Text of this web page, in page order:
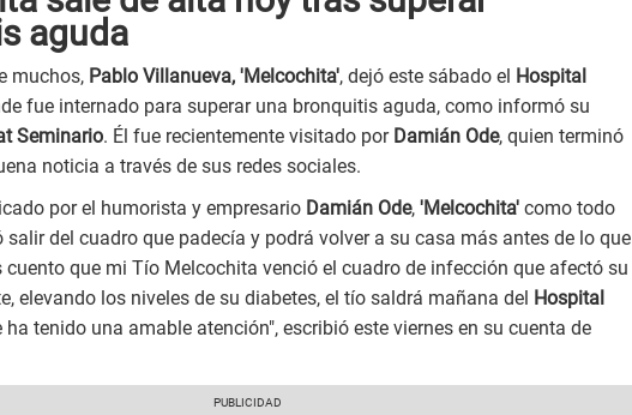
aguda
muchos, Pablo Villanueva, 'Melcochita', dejó este sábado el Hospital
fue internado para superar una bronquitis aguda, como informó su
Seminario. Él fue recientemente visitado por Damián Ode, quien terminó
noticia a través de sus redes sociales.
por el humorista y empresario Damián Ode, 'Melcochita' como todo
salir del cuadro que padecía y podrá volver a su casa más antes de lo que
cuento que mi Tío Melcochita venció el cuadro de infección que afectó su
elevando los niveles de su diabetes, el tío saldrá mañana del Hospital
ha tenido una amable atención", escribió este viernes en su cuenta de